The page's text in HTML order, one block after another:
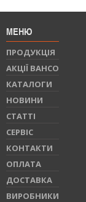
МЕНЮ
ПРОДУКЦIЯ
АКЦІЇ BAHCO
КАТАЛОГИ
НОВИНИ
СТАТТI
СЕРВIС
КОНТАКТИ
ОПЛАТА
ДОСТАВКА
ВИРОБНИКИ